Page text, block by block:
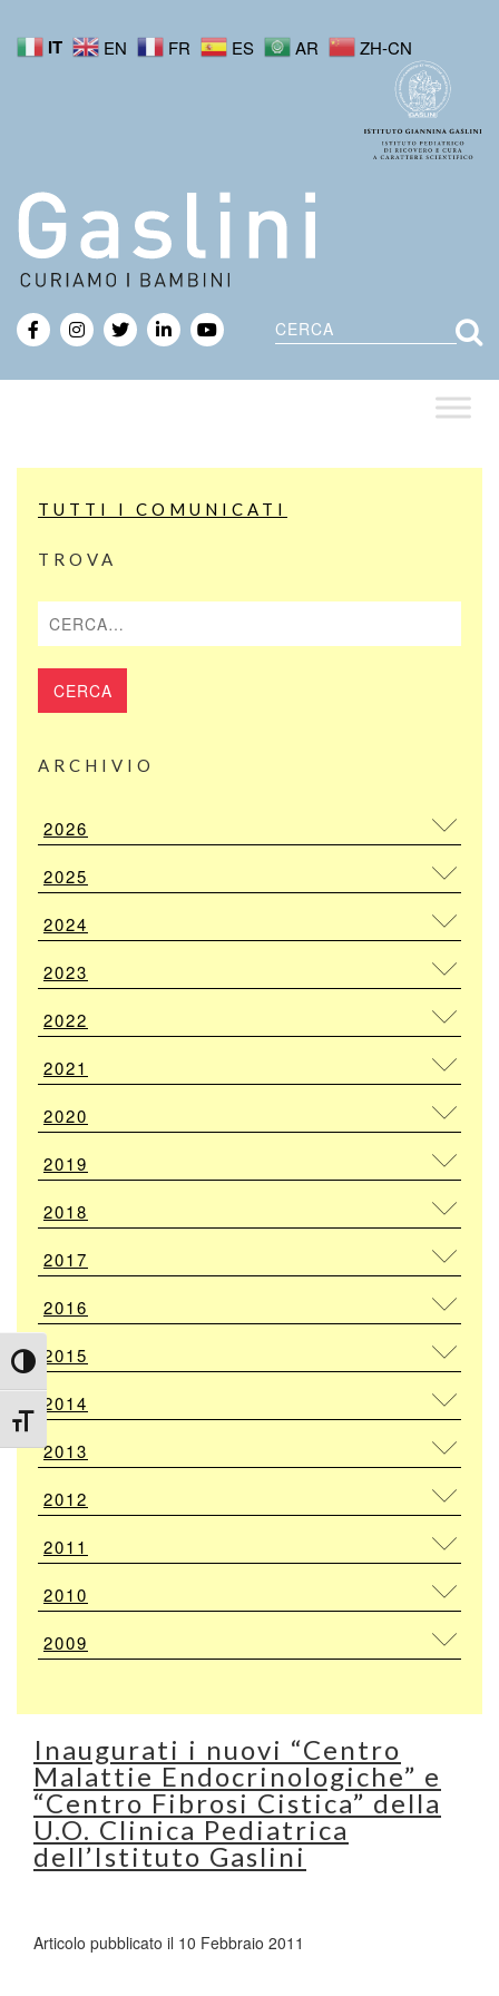
Attiva/disattiva alto contrasto
Attiva/disattiva dimensione testo
IT EN FR ES AR ZH-CN
Cerca
TUTTI I COMUNICATI
TROVA
ARCHIVIO
2026
2025
2024
2023
2022
2021
2020
2019
2018
2017
2016
2015
2014
2013
2012
2011
2010
2009
Inaugurati i nuovi “Centro
Malattie Endocrinologiche” e
“Centro Fibrosi Cistica” della
U.O. Clinica Pediatrica
dell’Istituto Gaslini
Articolo pubblicato il 10 Febbraio 2011